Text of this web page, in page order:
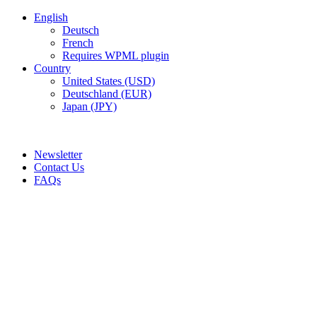
English
Deutsch
French
Requires WPML plugin
Country
United States (USD)
Deutschland (EUR)
Japan (JPY)
Newsletter
Contact Us
FAQs